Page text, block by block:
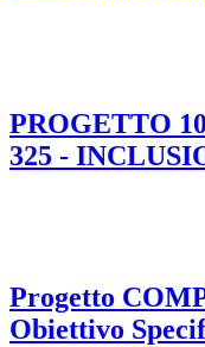
PROGETTO
325 -
Progetto
Obiettivo